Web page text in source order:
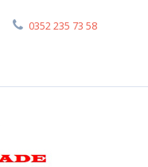
0352 235 73 58